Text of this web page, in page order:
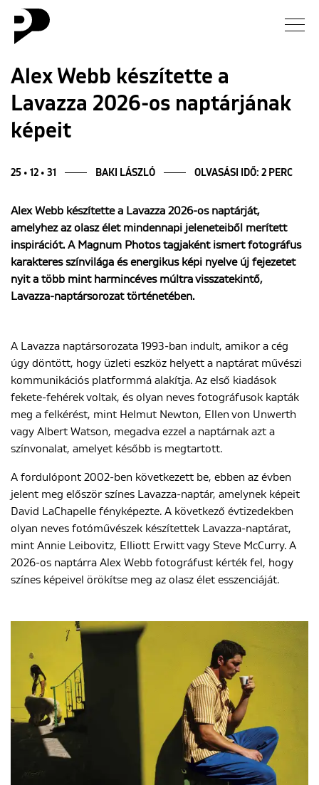
Hírek
Galéria
Blog
Rólunk
ENGLISH
Alex Webb készítette a
Lavazza 2026-os naptárjának
képeit
25 • 12 • 31 BAKI LÁSZLÓ OLVASÁSI IDŐ: 2 PERC
Alex Webb készítette a Lavazza 2026-os naptárját,
amelyhez az olasz élet mindennapi jeleneteiből merített
inspirációt. A Magnum Photos tagjaként ismert fotográfus
karakteres színvilága és energikus képi nyelve új fejezetet
nyit a több mint harmincéves múltra visszatekintő,
Lavazza-naptársorozat történetében.
A Lavazza naptársorozata 1993-ban indult, amikor a cég
úgy döntött, hogy üzleti eszköz helyett a naptárat művészi
kommunikációs platformmá alakítja. Az első kiadások
fekete-fehérek voltak, és olyan neves fotográfusok kapták
meg a felkérést, mint Helmut Newton, Ellen von Unwerth
vagy Albert Watson, megadva ezzel a naptárnak azt a
színvonalat, amelyet később is megtartott.
A fordulópont 2002-ben következett be, ebben az évben
jelent meg először színes Lavazza-naptár, amelynek képeit
David LaChapelle fényképezte. A következő évtizedekben
olyan neves fotóművészek készítettek Lavazza-naptárat,
mint Annie Leibovitz, Elliott Erwitt vagy Steve McCurry. A
2026-os naptárra Alex Webb fotográfust kérték fel, hogy
színes képeivel örökítse meg az olasz élet esszenciáját.